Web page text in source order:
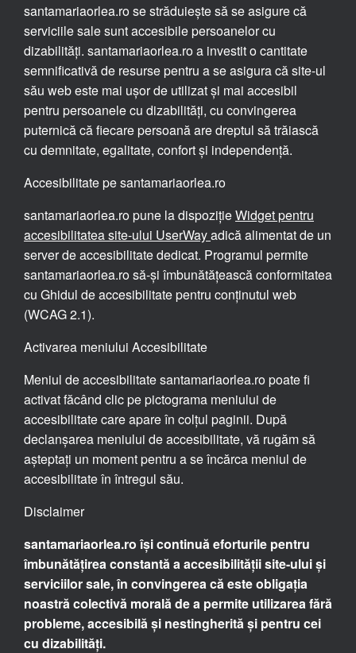
santamariaorlea.ro se străduiește să se asigure că
serviciile sale sunt accesibile persoanelor cu
dizabilități. santamariaorlea.ro a investit o cantitate
semnificativă de resurse pentru a se asigura că site-ul
său web este mai ușor de utilizat și mai accesibil
pentru persoanele cu dizabilități, cu convingerea
puternică că fiecare persoană are dreptul să trăiască
cu demnitate, egalitate, confort și independență.
Accesibilitate pe santamariaorlea.ro
santamariaorlea.ro pune la dispozițieWidget pentru
accesibilitatea site-ului UserWayadică alimentat de un
server de accesibilitate dedicat. Programul permite
santamariaorlea.ro să-și îmbunătățească conformitatea
cu Ghidul de accesibilitate pentru conținutul web
(WCAG 2.1).
Activarea meniului Accesibilitate
Meniul de accesibilitate santamariaorlea.ro poate fi
activat făcând clic pe pictograma meniului de
accesibilitate care apare în colțul paginii. După
declanșarea meniului de accesibilitate, vă rugăm să
așteptați un moment pentru a se încărca meniul de
accesibilitate în întregul său.
Disclaimer
santamariaorlea.ro își continuă eforturile pentru
îmbunătățirea constantă a accesibilității site-ului și
serviciilor sale, în convingerea că este obligația
noastră colectivă morală de a permite utilizarea fără
probleme, accesibilă și nestingherită și pentru cei
cu dizabilități.